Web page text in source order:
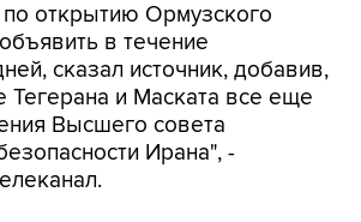
открытию Ормузского
в течение
сказал источник, добавив,
Тегерана и Маската все еще
Высшего совета
Ирана", -